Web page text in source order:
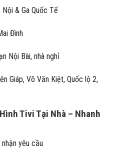
& Ga Quốc Tế
Đình
Nội Bài, nhà nghỉ
Giáp, Võ Văn Kiệt, Quốc lộ 2,
Tivi Tại Nhà – Nhanh
yêu cầu